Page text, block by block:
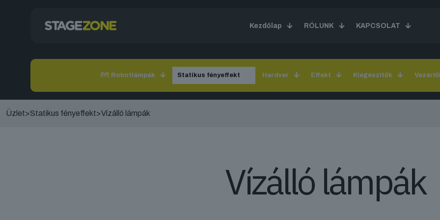
Kezdőlap RÓLUNK KAPCSOLAT
Robotlámpák Statikus fényeffekt Hardver Effekt Kiegészítők
Üzlet>Statikus fényeffekt>Vízálló lámpák
Vízálló lámpák